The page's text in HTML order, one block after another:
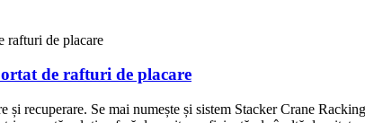
de rafturi de placare
și recuperare. Se mai numește și sistem Stacker Crane